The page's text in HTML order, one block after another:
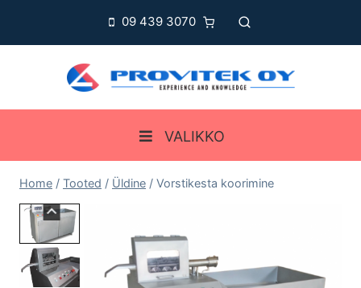
09 439 3070
VALIKKO
Home / Tooted / Üldine / Vorstikesta koorimine